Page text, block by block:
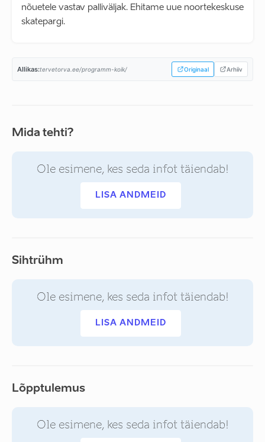
nõuetele vastav palliväljak. Ehitame uue noortekeskuse
skatepargi.
Allikas:tervetorva.ee/programm-koik/ Originaal Arhiiv
Mida tehti?
Ole esimene, kes seda infot täiendab!
LISA ANDMEID
Sihtrühm
Ole esimene, kes seda infot täiendab!
LISA ANDMEID
Lõpptulemus
Ole esimene, kes seda infot täiendab!